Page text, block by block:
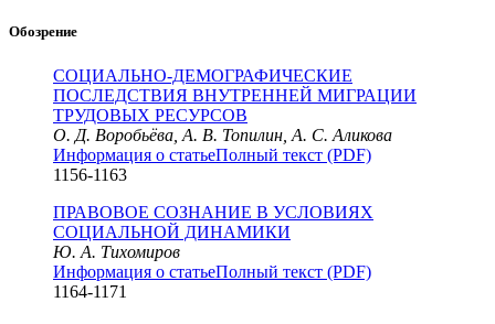
Обозрение
СОЦИАЛЬНО-ДЕМОГРАФИЧЕСКИЕ
ПОСЛЕДСТВИЯ ВНУТРЕННЕЙ МИГРАЦИИ
ТРУДОВЫХ РЕСУРСОВ
О. Д. Воробьёва, А. В. Топилин, А. С. Аликова
Информация о статьеПолный текст (PDF)
1156-1163
ПРАВОВОЕ СОЗНАНИЕ В УСЛОВИЯХ
СОЦИАЛЬНОЙ ДИНАМИКИ
Ю. А. Тихомиров
Информация о статьеПолный текст (PDF)
1164-1171